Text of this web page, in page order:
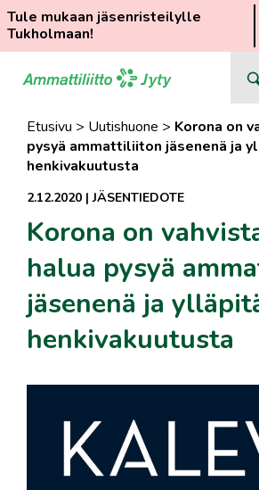
Tule mukaan jäsenristeilylle
Tukholmaan!
suoraan
Etusivu > Uutishuone > Korona on
pysyä ammattiliiton jäsenenä ja
henkivakuutusta
2.12.2020 |JÄSENTIEDOTE
Korona on
halua pysyä
jäsenenä ja
henkivakuutusta